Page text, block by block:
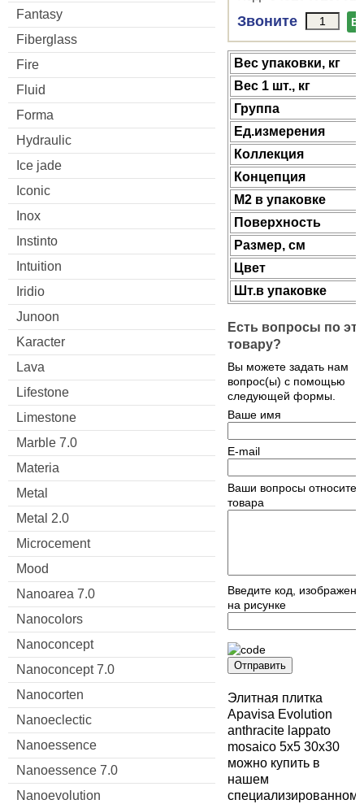
Fantasy
Fiberglass
Fire
Fluid
Forma
Hydraulic
Ice jade
Iconic
Inox
Instinto
Intuition
Iridio
Junoon
Karacter
Lava
Lifestone
Limestone
Marble 7.0
Materia
Metal
Metal 2.0
Microcement
Mood
Nanoarea 7.0
Nanocolors
Nanoconcept
Nanoconcept 7.0
Nanocorten
Nanoeclectic
Nanoessence
Nanoessence 7.0
Nanoevolution
Звоните В
Веc упаковки, кг
Вес 1 шт., кг
Группа
Ед.измерения
Коллекция
Концепция
М2 в упаковке
Поверхность
Размер, см
Цвет
Шт.в упаковке
Есть вопросы по
товару?
Вы можете задать нам
вопрос(ы) с помощью
следующей формы.
Ваше имя
E-mail
Ваши вопросы
товара
Введите код,
на рисунке
Отправить
Элитная плитка
Apavisa Evolution
anthracite lappato
mosaico 5x5 30x30
можно купить в
нашем
специализированном